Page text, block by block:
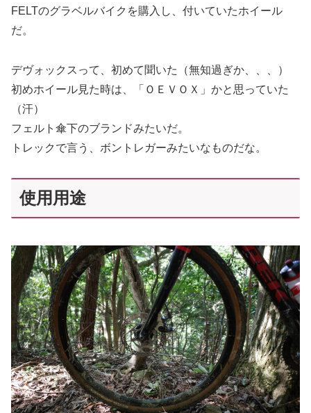
FELTのグラベルバイクを購入し、付いていたホイール
だ。
デヴォックスって、初めて聞いた（無知過ぎか、、、）
初めホイール見た時は、「ＯＥＶＯＸ」かと思っていた
（汗）
フェルト傘下のブランドみたいだ。
トレックで言う、ボントレガーみたいなものだな。
使用用途